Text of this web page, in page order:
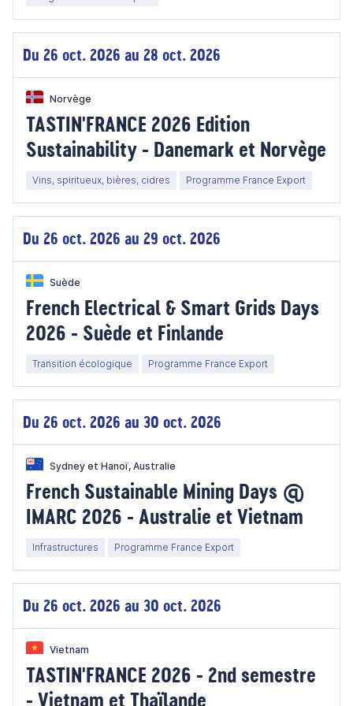
Du 26 oct. 2026 au 28 oct. 2026
Norvège
TASTIN'FRANCE 2026 Edition
Sustainability - Danemark et Norvège
Vins, spiritueux, bières, cidres Programme France Export
Du 26 oct. 2026 au 29 oct. 2026
Suède
French Electrical & Smart Grids Days
2026 - Suède et Finlande
Transition écologique Programme France Export
Du 26 oct. 2026 au 30 oct. 2026
Sydney et Hanoï, Australie
French Sustainable Mining Days @
IMARC 2026 - Australie et Vietnam
Infrastructures Programme France Export
Du 26 oct. 2026 au 30 oct. 2026
Vietnam
TASTIN'FRANCE 2026 - 2nd semestre
- Vietnam et Thaïlande